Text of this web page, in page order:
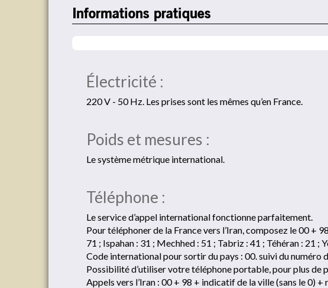
Informations pratiques
Électricité :
220 V - 50 Hz. Les prises sont les mêmes qu’en France.
Poids et mesures :
Le système métrique international.
Téléphone :
Le service d’appel international fonctionne parfaitement.
Pour téléphoner de la France vers l’Iran, composez le 00 +
71 ; Ispahan : 31 ; Mechhed : 51 ; Tabriz : 41 ; Téhéran : 21 ;
Code international pour sortir du pays : 00. suivi du numéro
Possibilité d’utiliser votre téléphone portable, pour plus de
Appels vers l’Iran : 00 + 98 + indicatif de la ville (sans le 0)